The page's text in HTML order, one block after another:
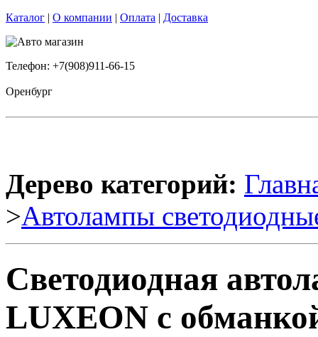
Каталог | О компании | Оплата | Доставка
Телефон: +7(908)911-66-15
Оренбург
Дерево категорий:
>Автолампы
Светодиодная
LUXEON с